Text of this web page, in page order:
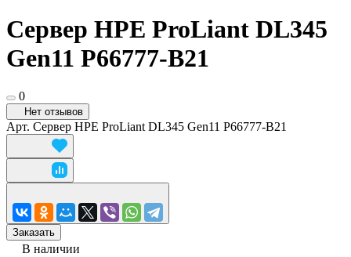
Сервер HPE ProLiant DL345
Gen11 P66777-B21
0
Нет отзывов
Арт. Сервер HPE ProLiant DL345 Gen11 P66777-B21
Заказать
В наличии